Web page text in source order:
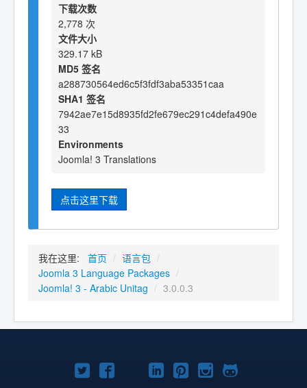
下载次数
2,778 次
文件大小
329.17 kB
MD5 签名
a288730564ed6c5f3fdf3aba53351caa
SHA1 签名
7942ae7e15d8935fd2fe679ec291c4defa490e
33
Environments
Joomla! 3 Translations
点击这里下载
我在这里: 首页 / 语言包 /
Joomla 3 Language Packages /
Joomla! 3 - Arabic Unitag / 3.0.0.3
TwitterFacebookYouTube
LinkedIn
Pinterest
Instagram
GitHub